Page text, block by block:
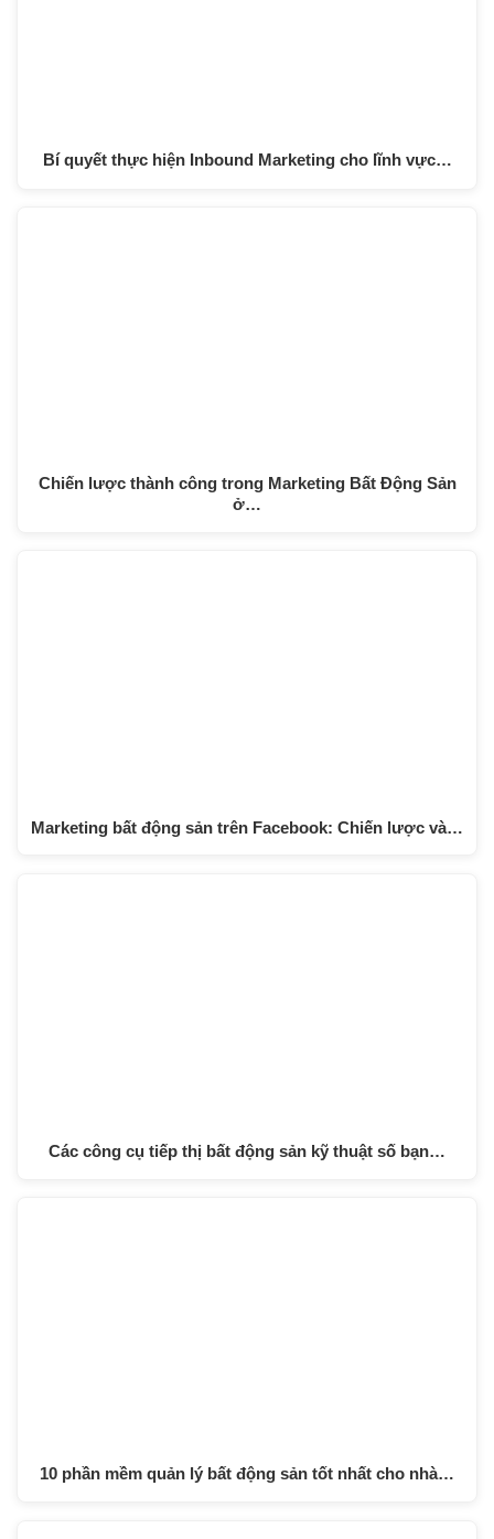
Bí quyết thực hiện Inbound Marketing cho lĩnh vực…
Chiến lược thành công trong Marketing Bất Động Sản
ở…
Marketing bất động sản trên Facebook: Chiến lược và…
Các công cụ tiếp thị bất động sản kỹ thuật số bạn…
10 phần mềm quản lý bất động sản tốt nhất cho nhà…